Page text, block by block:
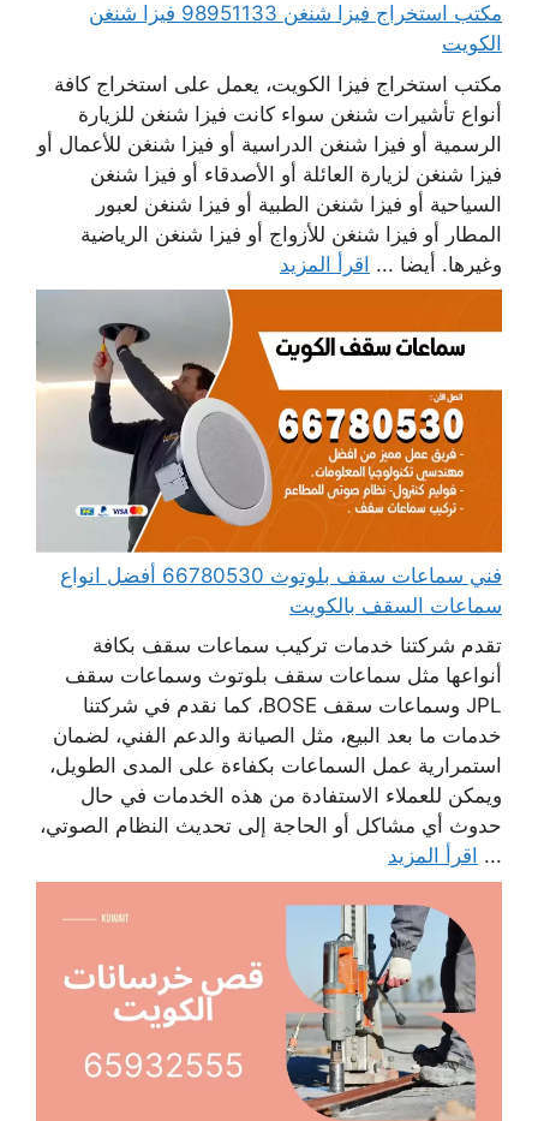
مكتب استخراج فيزا شنغن 98951133 فيزا شنغن
الكويت
مكتب استخراج فيزا الكويت، يعمل على استخراج كافة
أنواع تأشيرات شنغن سواء كانت فيزا شنغن للزيارة
الرسمية أو فيزا شنغن الدراسية أو فيزا شنغن للأعمال أو
فيزا شنغن لزيارة العائلة أو الأصدقاء أو فيزا شنغن
السياحية أو فيزا شنغن الطبية أو فيزا شنغن لعبور
المطار أو فيزا شنغن للأزواج أو فيزا شنغن الرياضية
وغيرها. أيضا ... اقرأ المزيد
فني سماعات سقف بلوتوث 66780530 أفضل انواع
سماعات السقف بالكويت
تقدم شركتنا خدمات تركيب سماعات سقف بكافة
أنواعها مثل سماعات سقف بلوتوث وسماعات سقف
JPL وسماعات سقف BOSE، كما نقدم في شركتنا
خدمات ما بعد البيع، مثل الصيانة والدعم الفني، لضمان
استمرارية عمل السماعات بكفاءة على المدى الطويل،
ويمكن للعملاء الاستفادة من هذه الخدمات في حال
حدوث أي مشاكل أو الحاجة إلى تحديث النظام الصوتي،
... اقرأ المزيد